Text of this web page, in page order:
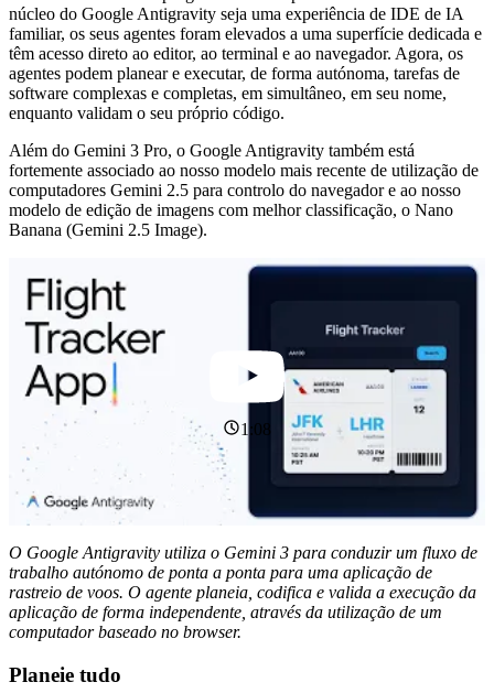
núcleo do Google Antigravity seja uma experiência de IDE de IA
familiar, os seus agentes foram elevados a uma superfície dedicada e
têm acesso direto ao editor, ao terminal e ao navegador. Agora, os
agentes podem planear e executar, de forma autónoma, tarefas de
software complexas e completas, em simultâneo, em seu nome,
enquanto validam o seu próprio código.
Além do Gemini 3 Pro, o Google Antigravity também está
fortemente associado ao nosso modelo mais recente de utilização de
computadores Gemini 2.5 para controlo do navegador e ao nosso
modelo de edição de imagens com melhor classificação, o Nano
Banana (Gemini 2.5 Image).
1:08
O Google Antigravity utiliza o Gemini 3 para conduzir um fluxo de
trabalho autónomo de ponta a ponta para uma aplicação de
rastreio de voos. O agente planeia, codifica e valida a execução da
aplicação de forma independente, através da utilização de um
computador baseado no browser.
Planeie tudo